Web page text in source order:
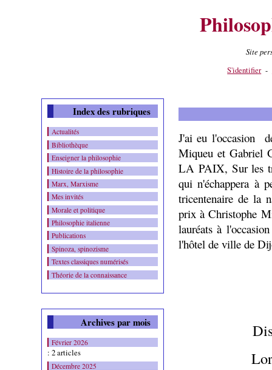
Site
S'identifier -
Index des rubriques
Actualités
Bibliothèque
Enseigner la philosophie
Histoire de la philosophie
Marx, Marxisme
Mes invités
Morale et politique
Philosophie italienne
Publications
Spinoza, spinozisme
Textes classiques numérisés
Théorie de la connaissance
Archives par mois
Février 2026
: 2 articles
Décembre 2025
J'ai eu l'occasion
Miqueu et Gabriel
LA PAIX, Sur les
qui n'échappera à
tricentenaire de la
prix à Christophe
lauréats à
l'hôtel de ville de